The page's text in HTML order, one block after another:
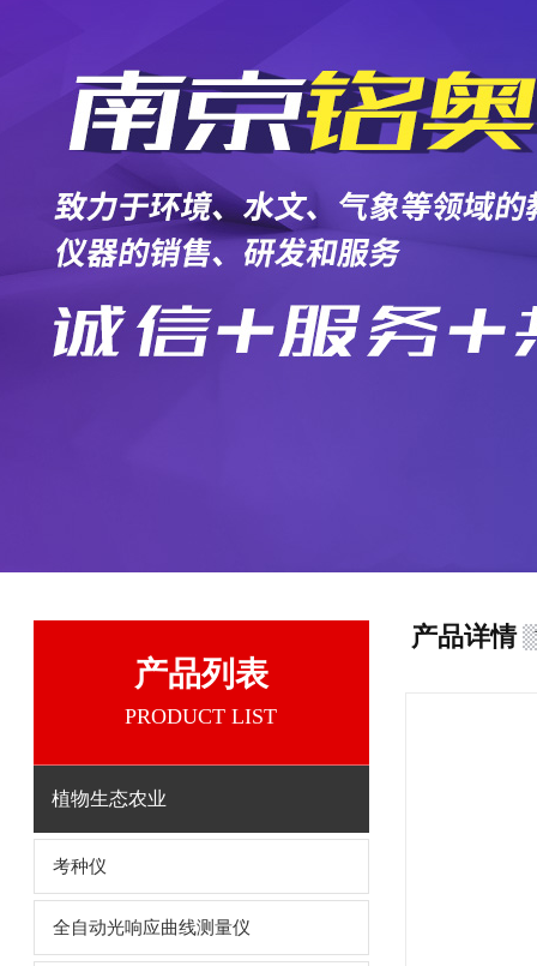
产品列表
PRODUCT LIST
植物生态农业
考种仪
全自动光响应曲线测量仪
产品详情